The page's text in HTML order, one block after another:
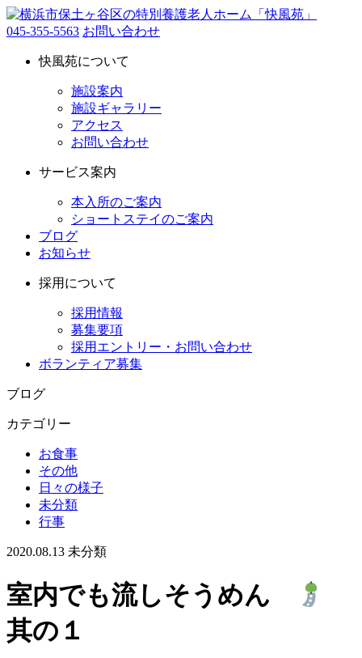
045-355-5563 お問い合わせ
快風苑について
施設案内
施設ギャラリー
アクセス
お問い合わせ
サービス案内
本入所のご案内
ショートステイのご案内
ブログ
お知らせ
採用について
採用情報
募集要項
採用エントリー・お問い合わせ
ボランティア募集
ブログ
カテゴリー
お食事
その他
日々の様子
未分類
行事
2020.08.13 未分類
室内でも流しそうめん
其の１